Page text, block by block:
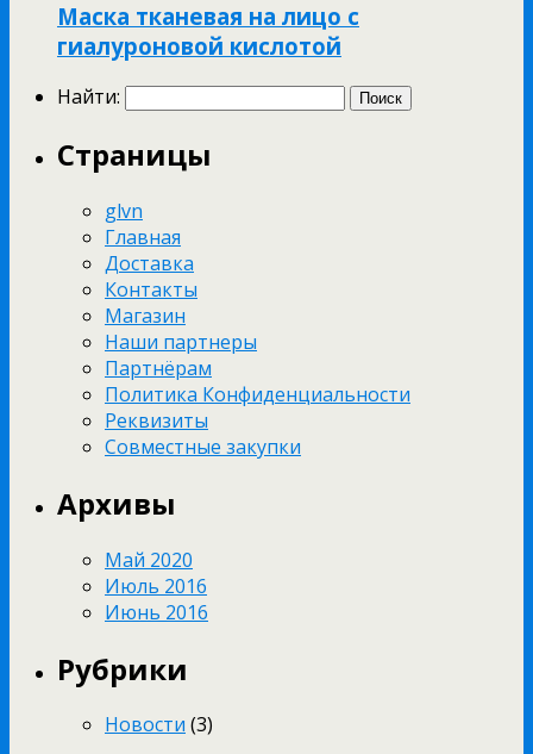
Маска тканевая на лицо с
гиалуроновой кислотой
Найти:
Страницы
glvn
Главная
Доставка
Контакты
Магазин
Наши партнеры
Партнёрам
Политика Конфиденциальности
Реквизиты
Совместные закупки
Архивы
Май 2020
Июль 2016
Июнь 2016
Рубрики
Новости (3)